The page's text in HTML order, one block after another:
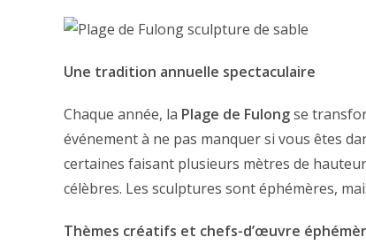
Une tradition annuelle spectaculaire
Chaque année, la Plage de Fulongse
événement à ne pas manquer si vous êtes
certaines faisant plusieurs mètres de
célèbres. Les sculptures sont éphémères,
Thèmes créatifs et chefs-d’œuvre